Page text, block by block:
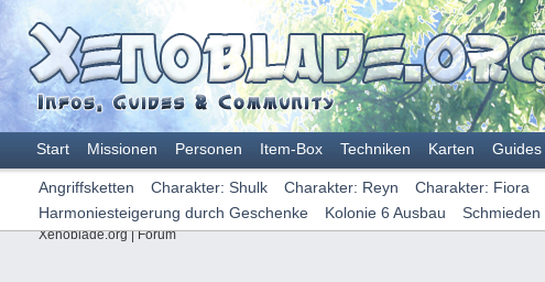
Start Missionen Personen Item-Box Techniken Karten Guides
Angriffsketten Charakter: Shulk Charakter: Reyn Charakter: Fiora
Harmoniesteigerung durch Geschenke
Kolonie 6 Ausbau Schmieden
Xenoblade.org|Forum